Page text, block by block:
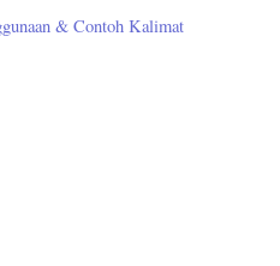
& Contoh Kalimat